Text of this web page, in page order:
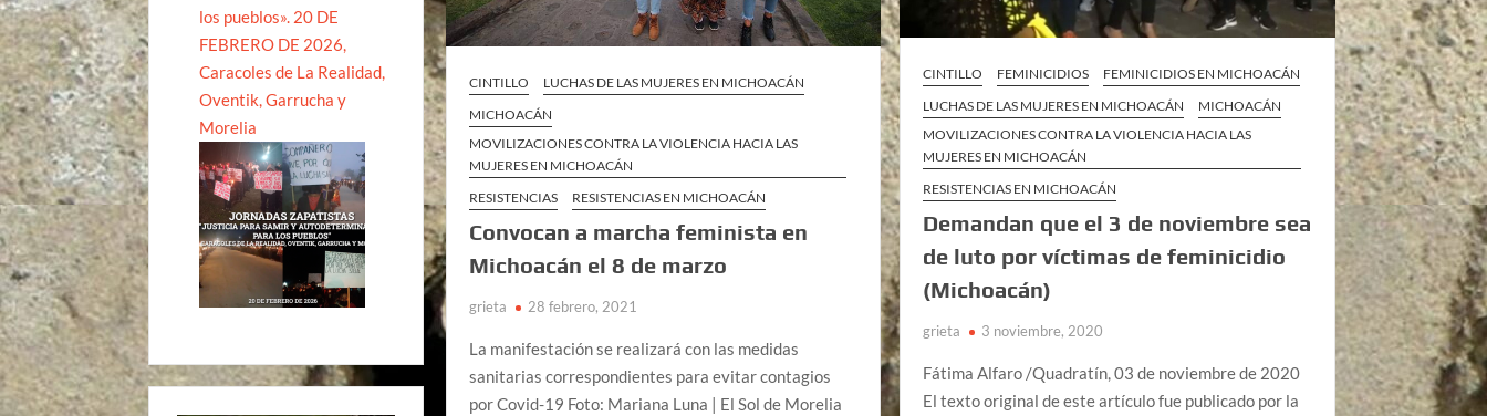
CINTILLO
LUCHAS DE LAS MUJERES EN MICHOACÁN
MICHOACÁN
MOVILIZACIONES CONTRA LA VIOLENCIA HACIA LAS
MUJERES EN MICHOACÁN
RESISTENCIAS
RESISTENCIAS EN MICHOACÁN
Convocan a marcha feminista en
Michoacán el 8 de marzo
grieta 28 febrero, 2021
La manifestación se realizará con las medidas
sanitarias correspondientes para evitar contagios
por Covid-19 Foto: Mariana Luna | El Sol de Morelia
CINTILLO FEMINICIDIOS
FEMINICIDIOS EN MICHOACÁN
LUCHAS DE LAS MUJERES EN MICHOACÁN
MICHOACÁN
MOVILIZACIONES CONTRA LA VIOLENCIA HACIA LAS
MUJERES EN MICHOACÁN
RESISTENCIAS EN MICHOACÁN
Demandan que el 3 de noviembre sea
de luto por víctimas de feminicidio
(Michoacán)
grieta 3 noviembre, 2020
Fátima Alfaro /Quadratín, 03 de noviembre de 2020
El texto original de este artículo fue publicado por la
los pueblos». 20 DE
FEBRERO DE 2026,
Caracoles de La Realidad,
Oventik, Garrucha y
Morelia